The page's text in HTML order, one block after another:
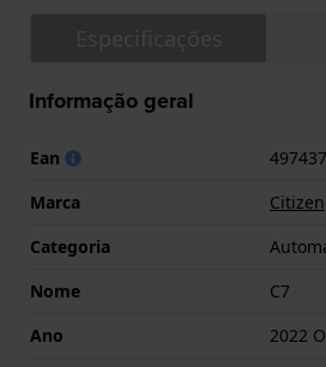
Informação geral
Ean
Marca
Citizen
Categoria
Nome
C7
Ano
2022